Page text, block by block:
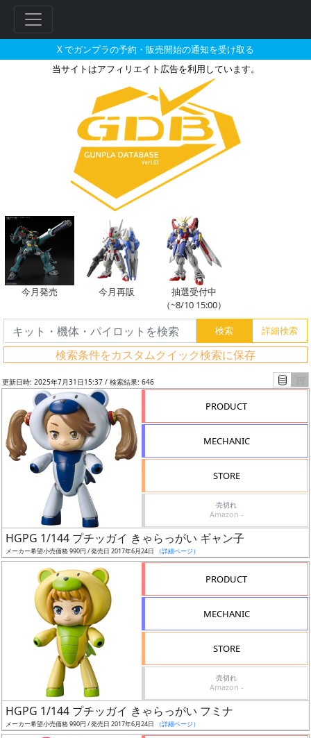
X でガンプラの予約・販売開始の通知を受け取る
当サイトはアフィリエイト広告を利用しています。
HGPG 1/144 プチッガイ きゃら
今月発売 今月再販
抽選受付中
（~8/10 15:00）
検索条件をカスタムクイック検索に保存
フ
リ
グ
レ
更新日時: 2025年7月31日15:37 / 検索結果: 646
PRODUCT
MECHANIC
STORE
売切れ
Amazon -
HGPG 1/144 プチッガイ きゃらっがい ギャン子
メーカー希望小売価格 990円 / 発売日 2017年6月24日 （詳細ページ）
PRODUCT
MECHANIC
STORE
売切れ
Amazon -
HGPG 1/144 プチッガイ きゃらっがい フミナ
メーカー希望小売価格 990円 / 発売日 2017年6月24日 （詳細ページ）